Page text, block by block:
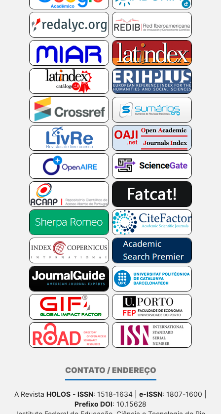
CONTATO / ENDEREÇO
A Revista HOLOS - ISSN: 1518-1634 | e-ISSN: 1807-1600 |
Prefixo DOI: 10.15628